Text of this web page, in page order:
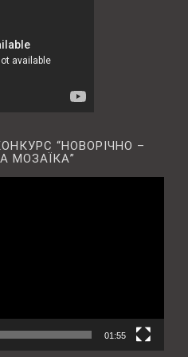
“НОВОРІЧНО –
МОЗАЇКА”
01:55